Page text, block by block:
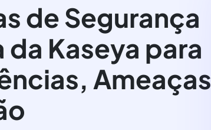
de Segurança
Kaseya para
Ameaças